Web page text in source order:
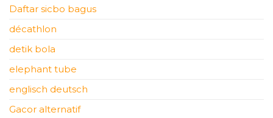
Daftar sicbo bagus
décathlon
detik bola
elephant tube
englisch deutsch
Gacor alternatif